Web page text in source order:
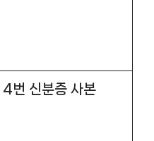
4번 신분증 사본